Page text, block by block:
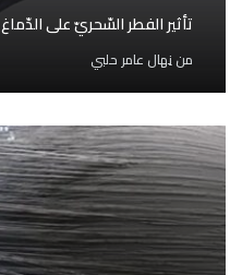
تأثير الفطر السّحريّ على الدّماغ
مننِهال عامر حلبي